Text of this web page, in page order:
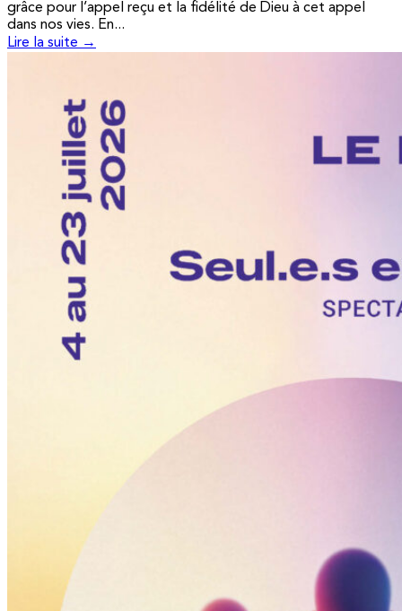
grâce pour l’appel reçu et la fidélité de Dieu à cet appel
dans nos vies. En...
Lire la suite →